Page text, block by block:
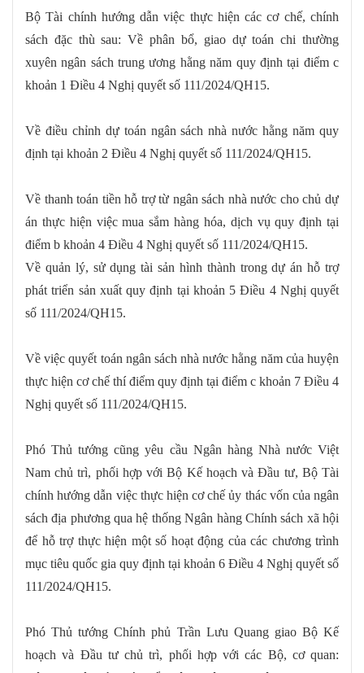
Bộ Tài chính hướng dẫn việc thực hiện các cơ chế, chính
sách đặc thù sau: Về phân bổ, giao dự toán chi thường
xuyên ngân sách trung ương hằng năm quy định tại điểm c
khoản 1 Điều 4 Nghị quyết số 111/2024/QH15.
Về điều chỉnh dự toán ngân sách nhà nước hằng năm quy
định tại khoản 2 Điều 4 Nghị quyết số 111/2024/QH15.
Về thanh toán tiền hỗ trợ từ ngân sách nhà nước cho chủ dự
án thực hiện việc mua sắm hàng hóa, dịch vụ quy định tại
điểm b khoản 4 Điều 4 Nghị quyết số 111/2024/QH15.
Về quản lý, sử dụng tài sản hình thành trong dự án hỗ trợ
phát triển sản xuất quy định tại khoản 5 Điều 4 Nghị quyết
số 111/2024/QH15.
Về việc quyết toán ngân sách nhà nước hằng năm của huyện
thực hiện cơ chế thí điểm quy định tại điểm c khoản 7 Điều 4
Nghị quyết số 111/2024/QH15.
Phó Thủ tướng cũng yêu cầu Ngân hàng Nhà nước Việt
Nam chủ trì, phối hợp với Bộ Kế hoạch và Đầu tư, Bộ Tài
chính hướng dẫn việc thực hiện cơ chế ủy thác vốn của ngân
sách địa phương qua hệ thống Ngân hàng Chính sách xã hội
để hỗ trợ thực hiện một số hoạt động của các chương trình
mục tiêu quốc gia quy định tại khoản 6 Điều 4 Nghị quyết số
111/2024/QH15.
Phó Thủ tướng Chính phủ Trần Lưu Quang giao Bộ Kế
hoạch và Đầu tư chủ trì, phối hợp với các Bộ, cơ quan: